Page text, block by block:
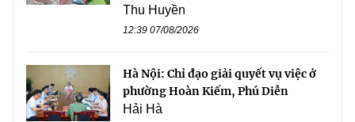
Thu Huyền
12:39 07/08/2026
Hà Nội: Chỉ đạo giải quyết vụ việc ở
phường Hoàn Kiếm, Phú Diễn
Hải Hà